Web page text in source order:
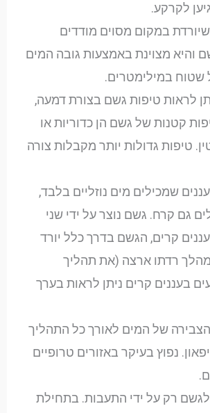
לקרקע.
במקום מסוים מודדים
והיא מצוינת באמצעות גובה המים
במילימטרים.
לראות טיפות גשם בצורת דמעה,
קטנות של גשם הן כדוריות או
טיפות גדולות יותר מקבלות צורה
שמכילים מים נוזליים בלבד,
גם קרח. גשם נוצר על ידי שני
קרים, הגשם בדרך כלל יורד
רדתו ארצה (את תהליך
בעננים קרים ניתן לראות בערך
של המים לאורך כל התהליך
נפוץ בעיקר באזורים טרופיים
רק על ידי התעבות. בתחילת